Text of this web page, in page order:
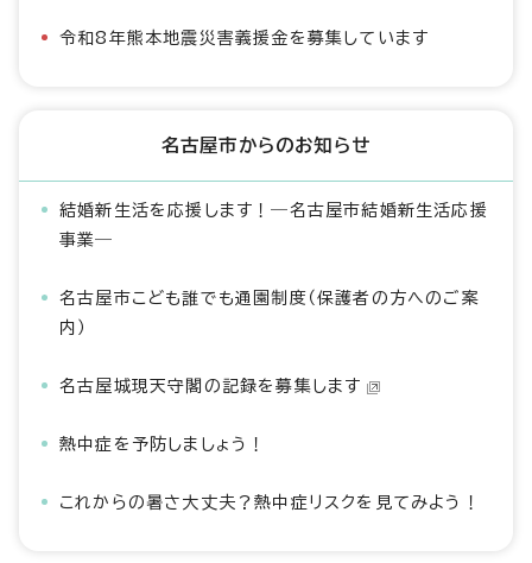
令和8年熊本地震災害義援金を募集しています
名古屋市からのお知らせ
結婚新生活を応援します！―名古屋市結婚新生活応援
事業―
名古屋市こども誰でも通園制度（保護者の方へのご案
内）
名古屋城現天守閣の記録を募集します
熱中症を予防しましょう！
これからの暑さ大丈夫？熱中症リスクを見てみよう！